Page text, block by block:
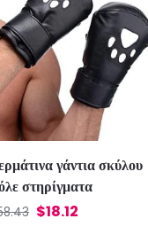
γάντια σκύλου
στηρίγματα
$18.12